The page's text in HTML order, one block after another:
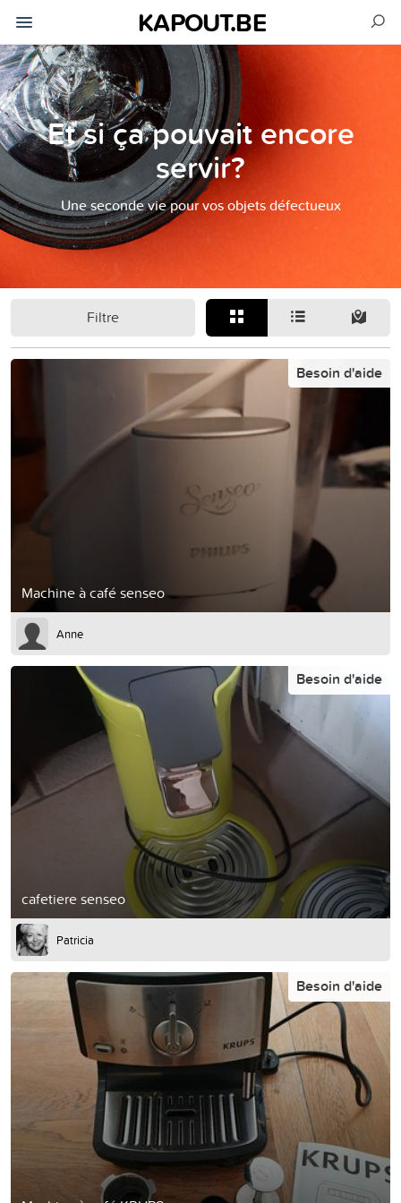
KAPOUT.BE
Et si ça pouvait encore
servir?
Une seconde vie pour vos objets défectueux
Filtre
Machine à café senseo
Besoin d'aide
Anne
cafetiere senseo
Besoin d'aide
Patricia
Besoin d'aide